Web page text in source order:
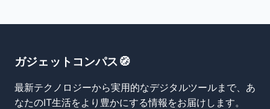
ガジェットコンパス🧭
最新テクノロジーから実用的なデジタルツールまで、あ
なたのIT生活をより豊かにする情報をお届けします。